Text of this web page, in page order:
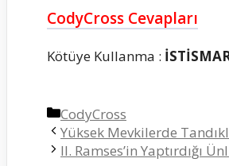
CodyCross Cevapları
Kötüye Kullanma :
Kategoriler
CodyCross
Yüksek Mevkilerde
II. Ramses’in Yaptırdığı